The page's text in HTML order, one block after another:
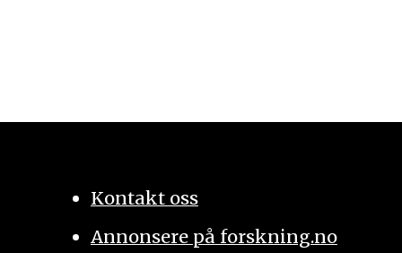
Kontakt oss
Annonsere på forskning.no